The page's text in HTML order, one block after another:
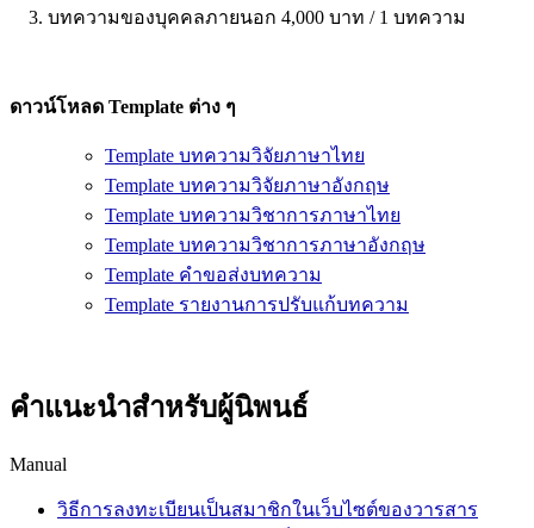
3. บทความของบุคคลภายนอก 4,000 บาท / 1 บทความ
ดาวน์โหลด Template ต่าง ๆ
Template บทความวิจัยภาษาไทย
Template บทความวิจัยภาษาอังกฤษ
Template บทความวิชาการภาษาไทย
Template บทความวิชาการภาษาอังกฤษ
Template คำขอส่งบทความ
Template รายงานการปรับแก้บทความ
คำแนะนำสำหรับผู้นิพนธ์
Manual
วิธีการลงทะเบียนเป็นสมาชิกในเว็บไซต์ของวารสาร